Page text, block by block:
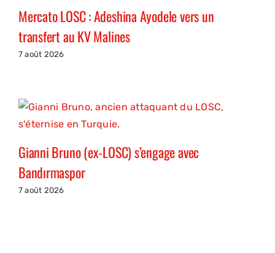
Mercato LOSC : Adeshina Ayodele vers un
transfert au KV Malines
7 août 2026
Gianni Bruno (ex-LOSC) s’engage avec
Bandırmaspor
7 août 2026